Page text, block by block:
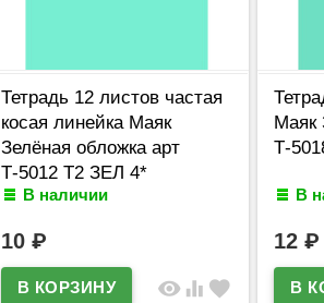
Тетрадь 12 листов частая
косая линейка Маяк
Зелёная обложка арт
Т-5012 Т2 ЗЕЛ 4*
В наличии
10 ₽
visibility equalizer favorite
Маяк
Т-
В
12 ₽